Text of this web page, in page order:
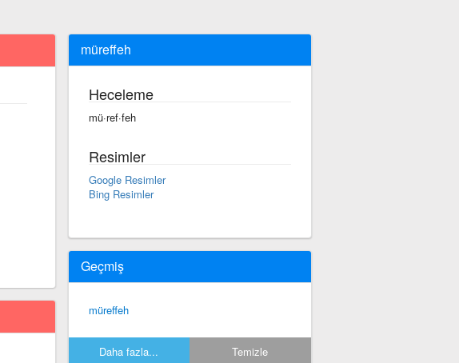
müreffeh
Heceleme
mü·ref·feh
Resimler
Google Resimler
Bing Resimler
Geçmiş
müreffeh
Daha fazla... Temizle